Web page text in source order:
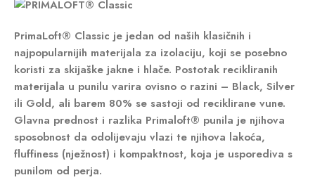
PrimaLoft® Classic je jedan od naših klasičnih i
najpopularnijih materijala za izolaciju, koji se posebno
koristi za skijaške jakne i hlače. Postotak recikliranih
materijala u punilu varira ovisno o razini – Black, Silver
ili Gold, ali barem 80% se sastoji od reciklirane vune.
Glavna prednost i razlika Primaloft® punila je njihova
sposobnost da odolijevaju vlazi te njihova lakoća,
fluffiness (nježnost) i kompaktnost, koja je usporediva s
punilom od perja.